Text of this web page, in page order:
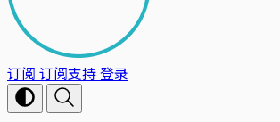
订阅 订阅支持登录